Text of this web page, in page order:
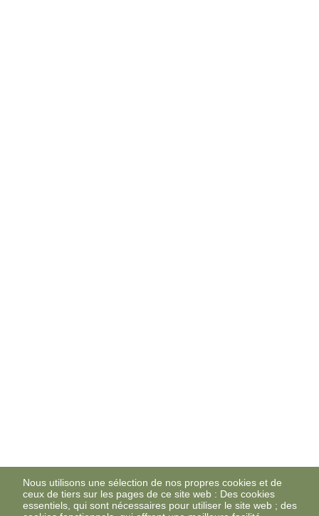
Nous utilisons une sélection de nos propres cookies et de
ceux de tiers sur les pages de ce site web : Des cookies
essentiels, qui sont nécessaires pour utiliser le site web ; des